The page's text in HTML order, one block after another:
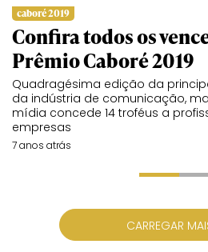
caboré 2019
Confira todos os
Prêmio Caboré 2019
Quadragésima edição da
da indústria de comunicação,
mídia concede 14 troféus a
empresas
7 anos atrás
CARREGAR